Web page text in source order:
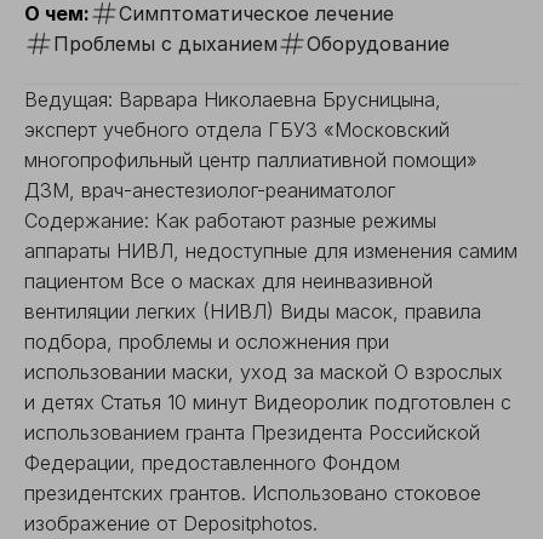
О чем:
Симптоматическое лечение
Проблемы с дыханием
Оборудование
Ведущая: Варвара Николаевна Брусницына,
эксперт учебного отдела ГБУЗ «Московский
многопрофильный центр паллиативной помощи»
ДЗМ, врач-анестезиолог-реаниматолог
Содержание: Как работают разные режимы
аппараты НИВЛ, недоступные для изменения самим
пациентом Все о масках для неинвазивной
вентиляции легких (НИВЛ) Виды масок, правила
подбора, проблемы и осложнения при
использовании маски, уход за маской О взрослых
и детях Статья 10 минут Видеоролик подготовлен с
использованием гранта Президента Российской
Федерации, предоставленного Фондом
президентских грантов. Использовано стоковое
изображение от Depositphotos.